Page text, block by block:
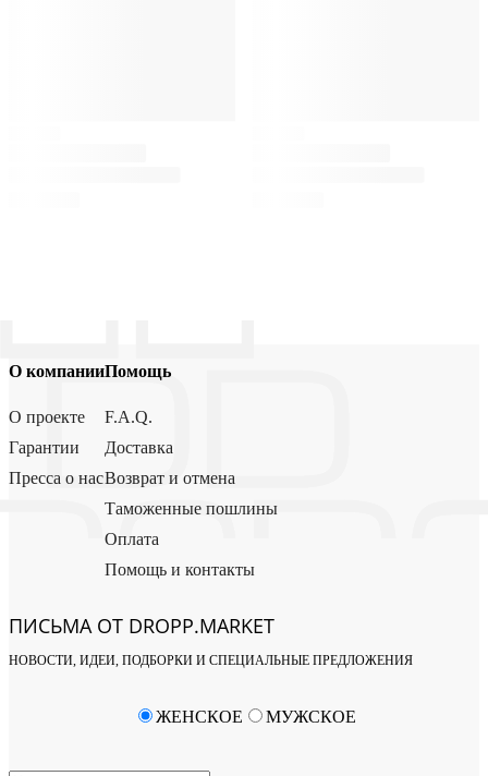
О компании
О проекте
Гарантии
Пресса о нас
Помощь
F.A.Q.
Доставка
Возврат и отмена
Таможенные пошлины
Оплата
Помощь и контакты
ПИСЬМА ОТ DROPP.MARKET
НОВОСТИ, ИДЕИ, ПОДБОРКИ И СПЕЦИАЛЬНЫЕ ПРЕДЛОЖЕНИЯ
ЖЕНСКОЕ МУЖСКОЕ